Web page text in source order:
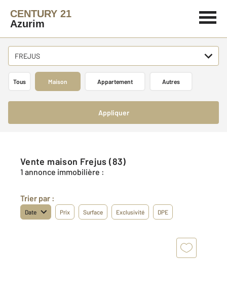
CENTURY 21
Azurim
FREJUS
Tous Maison Appartement Autres
Appliquer
Vente maison Frejus (83)
1 annonce immobilière :
Trier par :
Date Prix Surface Exclusivité DPE